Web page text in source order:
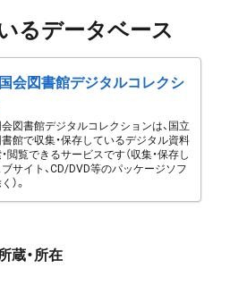
るデータベース
会図書館デジタルコレクシ
会図書館デジタルコレクションは、国立
書館で収集・保存しているデジタル資料
閲覧できるサービスです（収集・保存し
サイト、CD/DVD等のパッケージソフ
）。
蔵・所在